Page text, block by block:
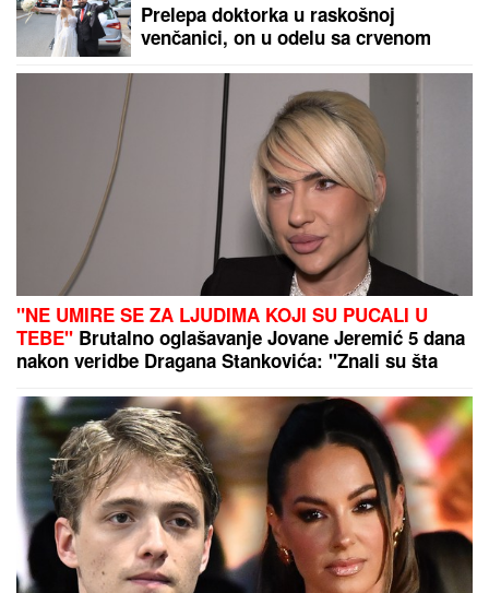
Da li je ovo najveća ljubav na srpskoj
estradi? Ova slika to dokazuje!
Odbijala hospitalizaciju! Isplivali
novi detalji o zdravlju Mine Kostić!